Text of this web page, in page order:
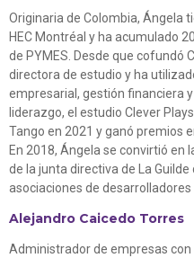
Originaria de Colombia, Ángela
HEC Montréal y ha acumulado
de PYMES. Desde que cofundó
directora de estudio y ha
empresarial, gestión financiera
liderazgo, el estudio Clever
Tango en 2021 y ganó premios
En 2018, Ángela se convirtió
de la junta directiva de
La
asociaciones de
Alejandro Caicedo Torres
Administrador de empresas